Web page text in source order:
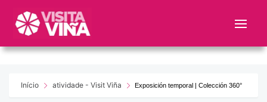
este
web
sistemaInício atividade - Visit Viña Exposición temporal | Colección 360°